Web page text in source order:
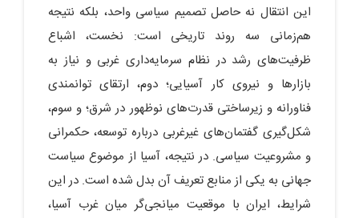
این انتقال نه حاصل تصمیم سیاسی واحد، بلکه نتیجه
هم‌زمانی سه روند تاریخی است: نخست، اشباع
ظرفیت‌های رشد در نظام سرمایه‌داری غربی و نیاز به
بازارها و نیروی کار آسیایی؛ دوم، ارتقای توانمندی
فناورانه و زیرساختی قدرت‌های نوظهور در شرق؛ و سوم،
شکل‌گیری گفتمان‌های غیرغربی درباره توسعه، حکمرانی
و مشروعیت سیاسی. در نتیجه، آسیا از موضوع سیاست
جهانی به یکی از منابع تعریف آن بدل شده است. در این
شرایط، ایران با موقعیت میانجی‌گر میان غرب آسیا،